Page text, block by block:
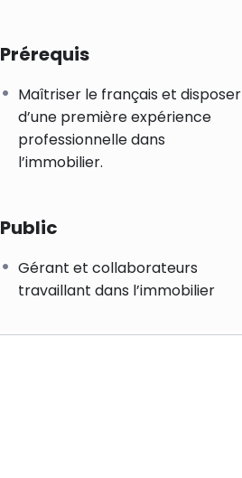
Prérequis
Maîtriser le français et disposer
d’une première expérience
professionnelle dans
l’immobilier.
Public
Gérant et collaborateurs
travaillant dans l’immobilier